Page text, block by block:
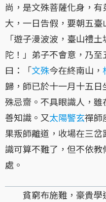
尚，是文殊菩薩化身，
大，一日告假，要朝五臺
「遊子漫波波，臺山禮
陀！」弟子不會意，乃
曰：「文殊今在終南山，
歸，師已於十一月十五
殊忌齋。不具眼識人，
善知識。又太陽警玄禪師
果叛師離道，收場在三
識可算不難了，但不依
處。
貧窮布施難，豪貴學